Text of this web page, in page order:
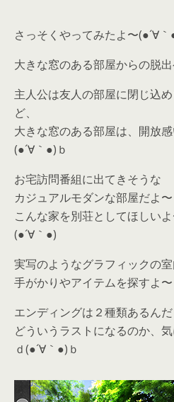
さっそくやってみたよ〜(●´∀｀
大きな窓のある部屋からの脱
主人公は友人の部屋に閉じ込
ど、
大きな窓のある部屋は、開放感
(●´∀｀●)ｂ
お宅訪問番組に出てきそうな
カジュアルモダンな部屋だよ〜
こんな家を別荘としてほしい
(●´∀｀●)
実写のようなグラフィックの室
手がかりやアイテムを探すよ〜
エンディングは２種類あるんだ
どういうラストになるのか、
ｄ(●´∀｀●)ｂ